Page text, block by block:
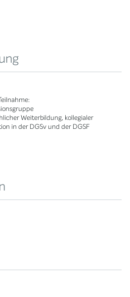
Weiterbildung, kollegialer
in der DGSv und der DGSF